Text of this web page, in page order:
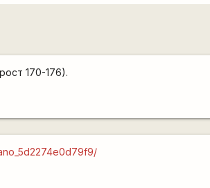
170-176).